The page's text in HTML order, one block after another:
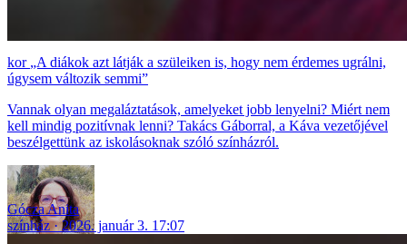
„A diákok azt látják a szüleiken is, hogy nem érdemes ugrálni,
úgysem változik semmi”
Vannak olyan megaláztatások, amelyeket jobb lenyelni? Miért nem
kell mindig pozitívnak lenni? Takács Gáborral, a Káva vezetőjével
beszélgettünk az iskolásoknak szóló színházról.
Gócza Anita
színház
2026. január 3. 17:07